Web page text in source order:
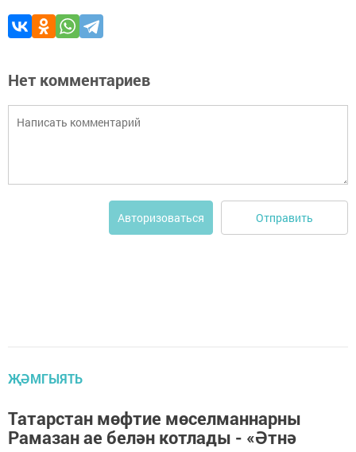
Нет комментариев
Авторизоваться Отправить
ҖӘМГЫЯТЬ
Татарстан мөфтие мөселманнарны
Рамазан ае белән котлады - «Әтнә